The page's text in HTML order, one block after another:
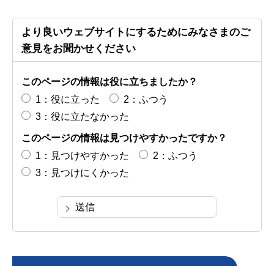
より良いウェブサイトにするためにみなさまのご
意見をお聞かせください
このページの情報は役に立ちましたか？
1：役に立った
2：ふつう
3：役に立たなかった
このページの情報は見つけやすかったですか？
1：見つけやすかった
2：ふつう
3：見つけにくかった